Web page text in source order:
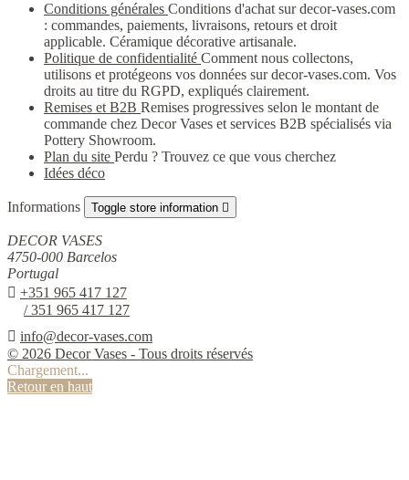
Conditions générales Conditions d'achat sur decor-vases.com
: commandes, paiements, livraisons, retours et droit
applicable. Céramique décorative artisanale.
Politique de confidentialité Comment nous collectons,
utilisons et protégeons vos données sur decor-vases.com. Vos
droits au titre du RGPD, expliqués clairement.
Remises et B2B Remises progressives selon le montant de
commande chez Decor Vases et services B2B spécialisés via
Pottery Showroom.
Plan du site Perdu ? Trouvez ce que vous cherchez
Idées déco
Informations Toggle store information 
DECOR VASES
4750-000 Barcelos
Portugal
 +351 965 417 127
/ 351 965 417 127
 info@decor-vases.com
© 2026 Decor Vases - Tous droits réservés
Chargement...
Retour en haut